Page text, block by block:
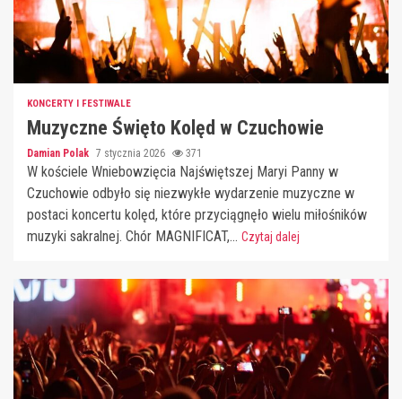
KONCERTY I FESTIWALE
Muzyczne Święto Kolęd w Czuchowie
Damian Polak 7 stycznia 2026 371
W kościele Wniebowzięcia Najświętszej Maryi Panny w
Czuchowie odbyło się niezwykłe wydarzenie muzyczne w
postaci koncertu kolęd, które przyciągnęło wielu miłośników
muzyki sakralnej. Chór MAGNIFICAT,... Czytaj dalej